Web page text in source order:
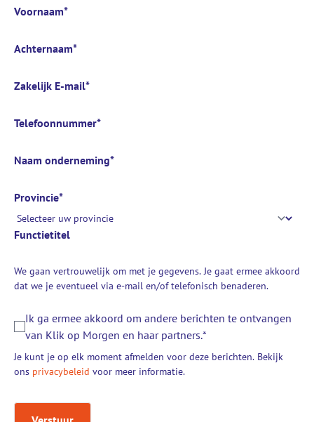
Voornaam*
Achternaam*
Zakelijk E-mail*
Telefoonnummer*
Naam onderneming*
Provincie*
Functietitel
We gaan vertrouwelijk om met je gegevens. Je gaat ermee akkoord
dat we je eventueel via e-mail en/of telefonisch benaderen.
Ik ga ermee akkoord om andere berichten te ontvangen
van Klik op Morgen en haar partners.*
Je kunt je op elk moment afmelden voor deze berichten. Bekijk
ons privacybeleid voor meer informatie.